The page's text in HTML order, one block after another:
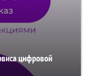
цифровой